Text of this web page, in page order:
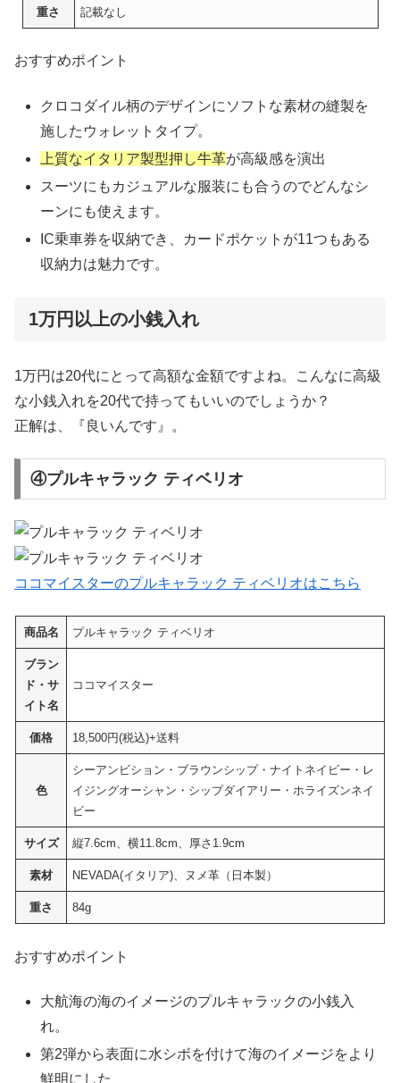
重さ 記載なし
おすすめポイント
クロコダイル柄のデザインにソフトな素材の縫製を
施したウォレットタイプ。
上質なイタリア製型押し牛革が高級感を演出
スーツにもカジュアルな服装にも合うのでどんなシ
ーンにも使えます。
IC乗車券を収納でき、カードポケットが11つもある
収納力は魅力です。
1万円以上の小銭入れ
1万円は20代にとって高額な金額ですよね。こんなに高級
な小銭入れを20代で持ってもいいのでしょうか？
正解は、『良いんです』。
④プルキャラック ティベリオ
ココマイスターのプルキャラック ティベリオはこちら
商品名 プルキャラック ティベリオ
ブラン
ド・サ
イト名
ココマイスター
価格 18,500円(税込)+送料
色
シーアンビション・ブラウンシップ・ナイトネイビー・レ
イジングオーシャン・シップダイアリー・ホライズンネイ
ビー
サイズ 縦7.6cm、横11.8cm、厚さ1.9cm
素材 NEVADA(イタリア)、ヌメ革（日本製）
重さ 84g
おすすめポイント
大航海の海のイメージのプルキャラックの小銭入
れ。
第2弾から表面に水シボを付けて海のイメージをより
鮮明にした